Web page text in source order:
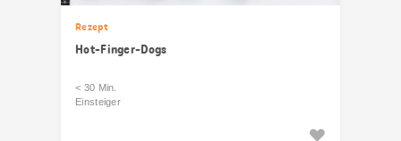
Rezept
Hot-Finger-Dogs
< 30 Min.
Einsteiger